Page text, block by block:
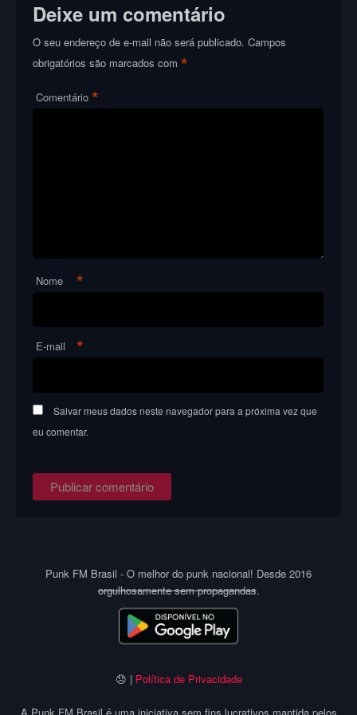
Deixe um comentário
O seu endereço de e-mail não será publicado. Campos
obrigatórios são marcados com*
Comentário *
Nome *
E-mail *
Salvar meus dados neste navegador para a próxima vez que
eu comentar.
Punk FM Brasil - O melhor do punk nacional! Desde 2016
orgulhosamente sem propagandas.
😞 | Política de Privacidade